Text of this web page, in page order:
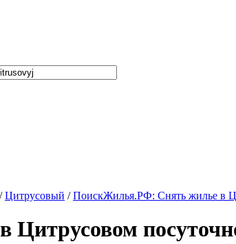
/Цитрусовый /ПоискЖилья.РФ: Снять жилье в
Цитрусовом